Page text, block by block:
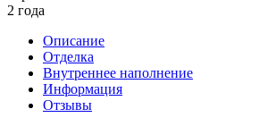
2 года
Описание
Отделка
Внутреннее наполнение
Информация
Отзывы